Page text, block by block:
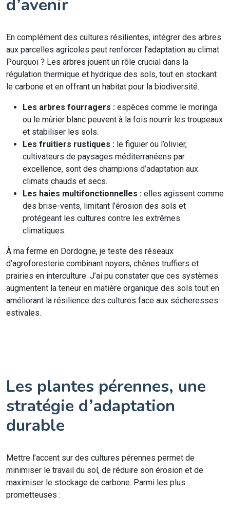
d’avenir
En complément des cultures résilientes, intégrer des arbres
aux parcelles agricoles peut renforcer l’adaptation au climat.
Pourquoi ? Les arbres jouent un rôle crucial dans la
régulation thermique et hydrique des sols, tout en stockant
le carbone et en offrant un habitat pour la biodiversité.
Les arbres fourragers : espèces comme le moringa
ou le mûrier blanc peuvent à la fois nourrir les troupeaux
et stabiliser les sols.
Les fruitiers rustiques : le figuier ou l’olivier,
cultivateurs de paysages méditerranéens par
excellence, sont des champions d’adaptation aux
climats chauds et secs.
Les haies multifonctionnelles : elles agissent comme
des brise-vents, limitant l’érosion des sols et
protégeant les cultures contre les extrêmes
climatiques.
À ma ferme en Dordogne, je teste des réseaux
d’agroforesterie combinant noyers, chênes truffiers et
prairies en interculture. J’ai pu constater que ces systèmes
augmentent la teneur en matière organique des sols tout en
améliorant la résilience des cultures face aux sécheresses
estivales.
Les plantes pérennes, une
stratégie d’adaptation
durable
Mettre l’accent sur des cultures pérennes permet de
minimiser le travail du sol, de réduire son érosion et de
maximiser le stockage de carbone. Parmi les plus
prometteuses :